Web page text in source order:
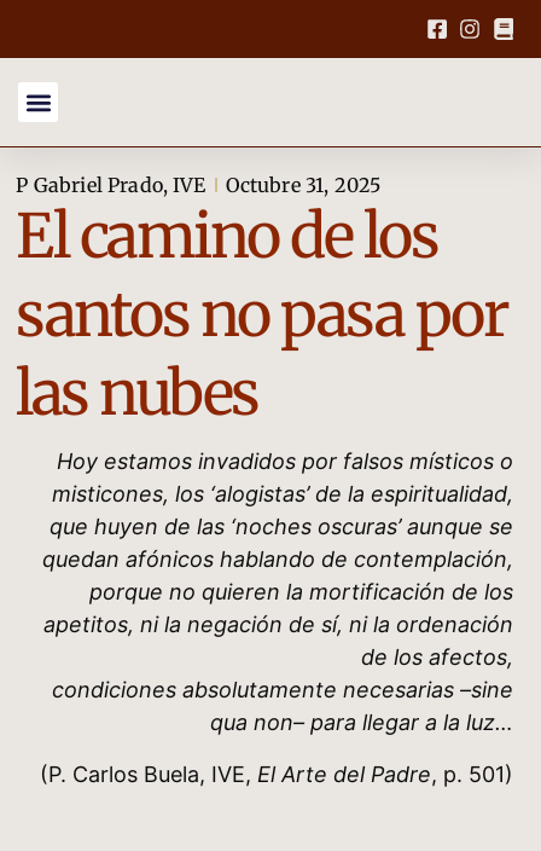
P Gabriel Prado, IVE Octubre 31, 2025
El camino de los
santos no pasa por
las nubes
Hoy estamos invadidos por falsos místicos o
misticones, los ‘alogistas’ de la espiritualidad,
que huyen de las ‘noches oscuras’ aunque se
quedan afónicos hablando de contemplación,
porque no quieren la mortificación de los
apetitos, ni la negación de sí, ni la ordenación
de los afectos,
condiciones absolutamente necesarias –sine
qua non– para llegar a la luz…
(P. Carlos Buela, IVE, El Arte del Padre, p. 501)